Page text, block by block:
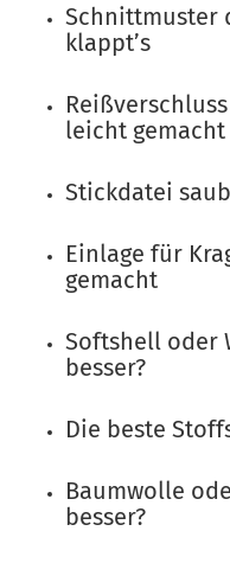
Schnittmuster
klappt’s
leicht gemacht
Stickdatei
Einlage für
gemacht
Softshell oder
besser?
Die beste
Baumwolle
besser?